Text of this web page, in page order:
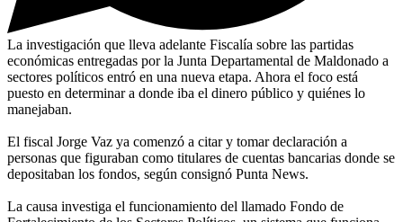
La investigación que lleva adelante Fiscalía sobre las partidas
económicas entregadas por la Junta Departamental de Maldonado a
sectores políticos entró en una nueva etapa. Ahora el foco está
puesto en determinar a donde iba el dinero público y quiénes lo
manejaban.
El fiscal Jorge Vaz ya comenzó a citar y tomar declaración a
personas que figuraban como titulares de cuentas bancarias donde se
depositaban los fondos, según consignó Punta News.
La causa investiga el funcionamiento del llamado Fondo de